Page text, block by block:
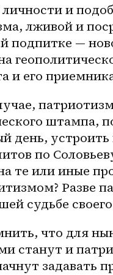
и
лживой и
подпитке —
и его
штампа,
день,
по
те или иные
Разве
судьбе
что для
станут и
задавать